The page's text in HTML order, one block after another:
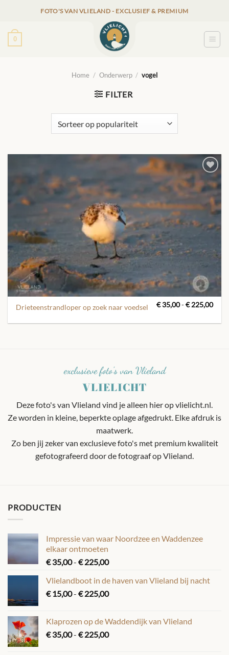
inhoud
FOTO'S VAN VLIELAND - EXCLUSIEF & PREMIUM
0
Home / Onderwerp / vogel
FILTER
TOEVOEGEN
VERLANGLIJST
Drieteenstrandloper op zoek naar voedsel €35,00-€225,00
€
exclusieve foto's van Vlieland
VLIELICHT
Deze foto's van Vlieland vind je alleen hier op vlielicht.nl.
Ze worden in kleine, beperkte oplage afgedrukt. Elke afdruk is
maatwerk.
Zo ben jij zeker van exclusieve foto's met premium kwaliteit
gefotografeerd door de fotograaf op Vlieland.
PRODUCTEN
Impressie van waar Noordzee en Waddenzee
elkaar ontmoeten
€35,00- €225,00Prijsklasse:
tot
€ 225,00
Vlielandboot in de haven van Vlieland bij nacht
€15,00- €225,00Prijsklasse:
€ 225,00
Klaprozen op de Waddendijk van Vlieland
€35,00- €225,00Prijsklasse: